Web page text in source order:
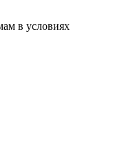
в условиях